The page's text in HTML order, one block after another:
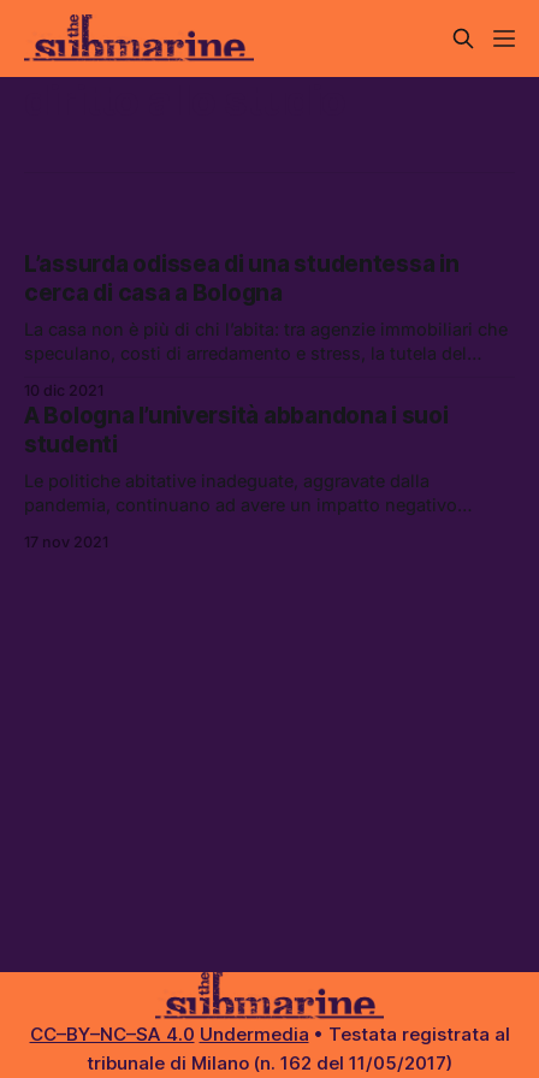
L’assurda odissea di una studentessa in
cerca di casa a Bologna
La casa non è più di chi l’abita: tra agenzie immobiliari che
speculano, costi di arredamento e stress, la tutela del
10 dic 2021
A Bologna l’università abbandona i suoi
studenti
Le politiche abitative inadeguate, aggravate dalla
pandemia, continuano ad avere un impatto negativo
residenze universitarie a prezzi accessibili e di spazi
17 nov 2021
CC–BY–NC–SA 4.0 Undermedia • Testata registrata al
tribunale di Milano (n. 162 del 11/05/2017)